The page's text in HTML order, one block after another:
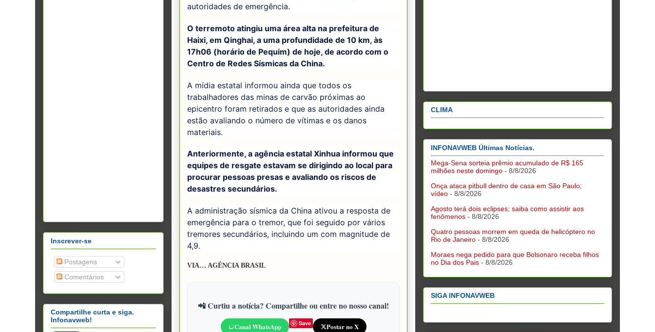
autoridades de emergência.
O terremoto atingiu uma área alta na prefeitura de
Haixi, em Qinghai, a uma profundidade de 10 km, às
17h06 (horário de Pequim) de hoje, de acordo com o
Centro de Redes Sísmicas da China.
A mídia estatal informou ainda que todos os
trabalhadores das minas de carvão próximas ao
epicentro foram retirados e que as autoridades ainda
estão avaliando o número de vítimas e os danos
materiais.
Anteriormente, a agência estatal Xinhua informou que
equipes de resgate estavam se dirigindo ao local para
procurar pessoas presas e avaliando os riscos de
desastres secundários.
A administração sísmica da China ativou a resposta de
emergência para o tremor, que foi seguido por vários
tremores secundários, incluindo um com magnitude de
4,9.
VIA… AGÊNCIA BRASIL
📲 Curtiu a notícia? Compartilhe ou entre no nosso canal!
Canal WhatsApp Save
Postar no X
Inscrever-se
Postagens
Comentários
Compartilhe curta e siga.
Infonavweb!
CLIMA
INFONAVWEB Últimas Notícias.
Mega-Sena sorteia prêmio acumulado de R$ 165
milhões neste domingo - 8/8/2026
Onça ataca pitbull dentro de casa em São Paulo;
vídeo - 8/8/2026
Agosto terá dois eclipses; saiba como assistir aos
fenômenos - 8/8/2026
Quatro pessoas morrem em queda de helicóptero no
Rio de Janeiro - 8/8/2026
Moraes nega pedido para que Bolsonaro receba filhos
no Dia dos Pais - 8/8/2026
SIGA INFONAVWEB